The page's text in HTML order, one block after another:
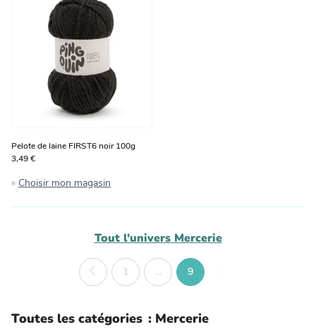
Pelote de laine FIRST6 noir 100g
3,49 €
Choisir mon magasin
Tout l'univers Mercerie
1 ... 9
Toutes les catégories : Mercerie